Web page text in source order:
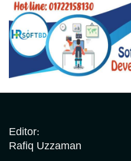
Editor:
Rafiq Uzzaman